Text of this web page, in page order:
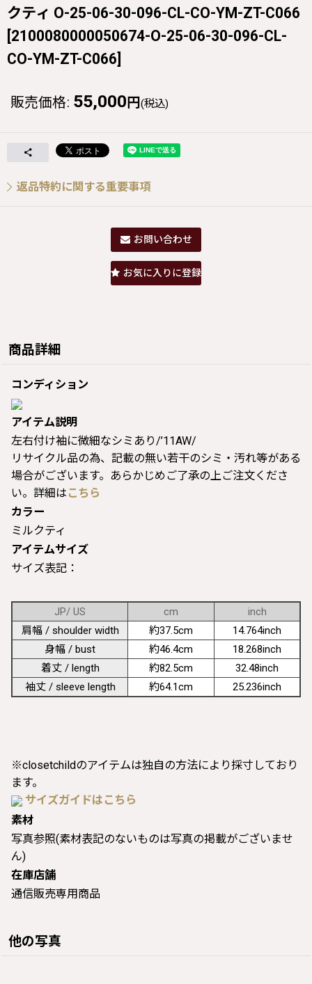
クティ O-25-06-30-096-CL-CO-YM-ZT-C066
[2100080000050674-O-25-06-30-096-CL-
CO-YM-ZT-C066]
販売価格: 55,000 円 (税込)
返品特約に関する重要事項
お問い合わせ
お気に入りに登録
商品詳細
コンディション
アイテム説明
左右付け袖に微細なシミあり/’11AW/
リサイクル品の為、記載の無い若干のシミ・汚れ等がある
場合がございます。あらかじめご了承の上ご注文くださ
い。詳細は こちら
カラー
ミルクティ
アイテムサイズ
サイズ表記：
JP/ US cm
inch
肩幅 / shoulder width
約37.5cm
14.764inch
身幅 / bust
約46.4cm
18.268inch
着丈 / length
約82.5cm
32.48inch
袖丈 / sleeve length
約64.1cm 25.236inch
※closetchildのアイテムは独自の方法により採寸しており
ます。
サイズガイドはこちら
素材
写真参照(素材表記のないものは写真の掲載がございませ
ん)
在庫店舗
通信販売専用商品
他の写真